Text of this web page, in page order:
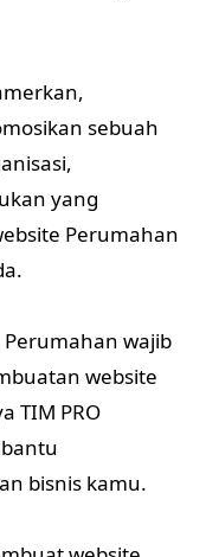
sebuah
yang
Perumahan
wajib
website
TIM PRO
bisnis kamu.